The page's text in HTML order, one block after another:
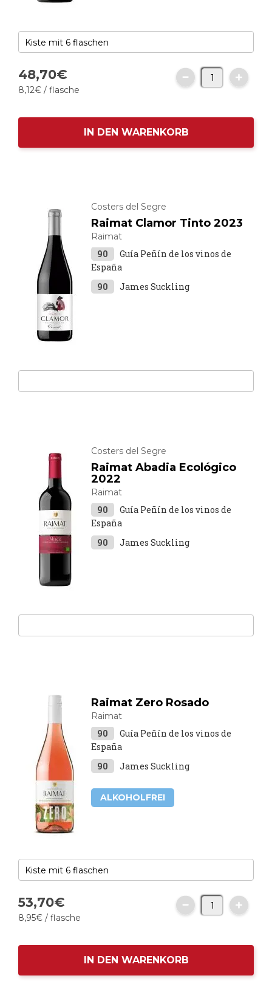
48,70€
8,12€ / flasche
IN DEN WARENKORB
Costers del Segre
Raimat Clamor Tinto 2023
Raimat
90
Guía Peñín de los vinos de
España
90
James Suckling
Costers del Segre
Raimat Abadia Ecológico
2022
Raimat
90
Guía Peñín de los vinos de
España
90
James Suckling
Raimat Zero Rosado
Raimat
90
Guía Peñín de los vinos de
España
90
James Suckling
ALKOHOLFREI
53,70€
8,95€ / flasche
IN DEN WARENKORB